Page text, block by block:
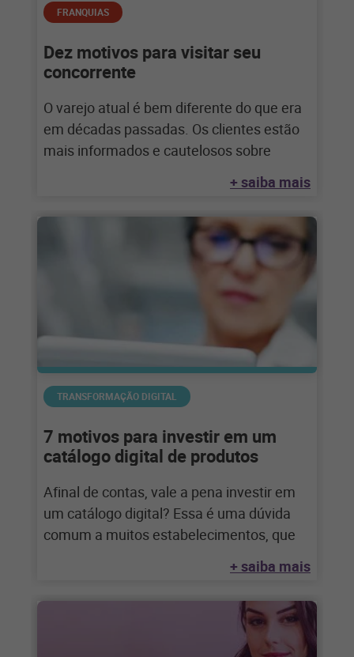
FRANQUIAS
Dez motivos para visitar seu
concorrente
O varejo atual é bem diferente do que era
em décadas passadas. Os clientes estão
mais informados e cautelosos sobre
+ saiba mais
TRANSFORMAÇÃO DIGITAL
7 motivos para investir em um
catálogo digital de produtos
Afinal de contas, vale a pena investir em
um catálogo digital? Essa é uma dúvida
comum a muitos estabelecimentos, que
+ saiba mais